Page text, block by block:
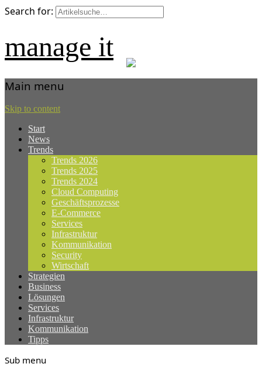
Search for:
manage it
Main menu
Skip to content
Start
News
Trends
Trends 2026
Trends 2025
Trends 2024
Cloud Computing
Geschäftsprozesse
E-Commerce
Services
Infrastruktur
Kommunikation
Security
Wirtschaft
Strategien
Business
Lösungen
Services
Infrastruktur
Kommunikation
Tipps
Sub menu